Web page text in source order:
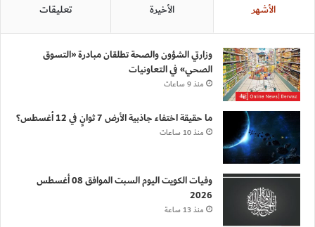
الأشهر الأخيرة تعليقات
وزارتي الشؤون والصحة تطلقان مبادرة «التسوق
الصحي» في التعاونيات
منذ 9 ساعات
ما حقيقة اختفاء جاذبية الأرض 7 ثوانٍ في 12 أغسطس؟
منذ 10 ساعات
وفيات الكويت اليوم السبت الموافق 08 أغسطس
2026
منذ 13 ساعة